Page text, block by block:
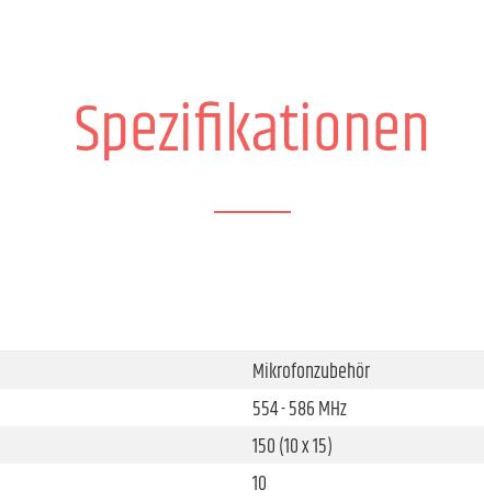
Spezifikationen
Mikrofonzubehör
554 - 586 MHz
150 (10 x 15)
10